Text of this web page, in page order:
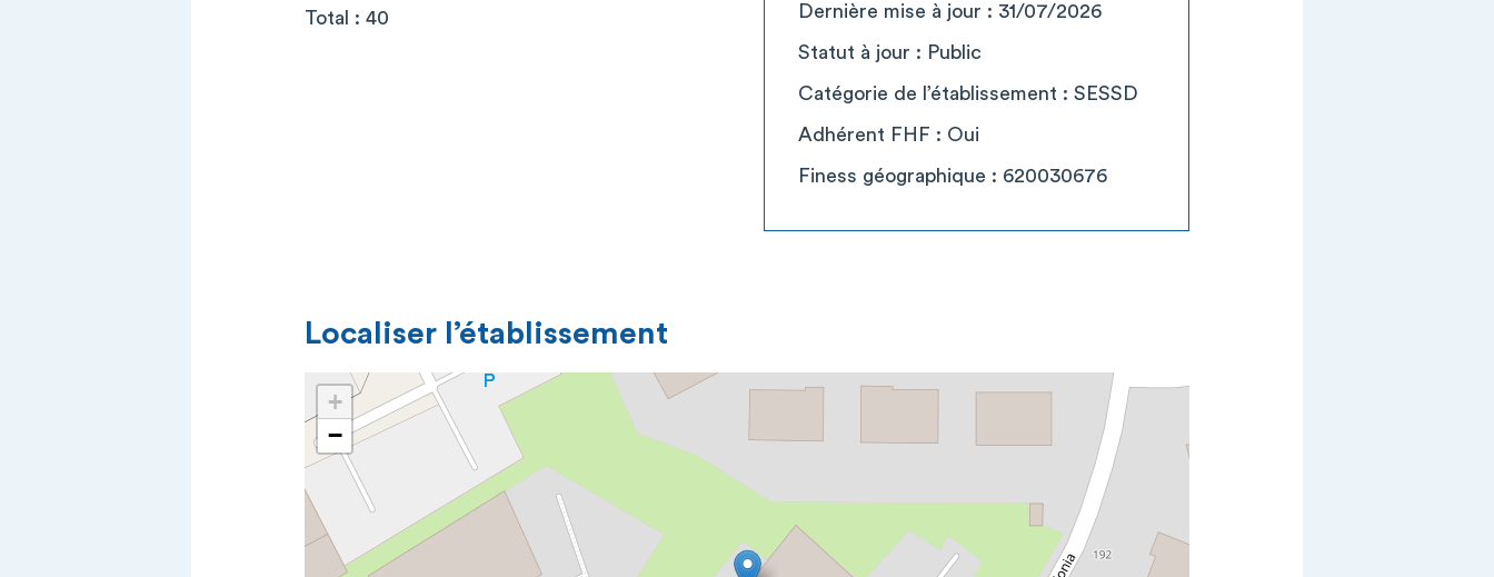
Total : 40 Dernière mise à jour : 31/07/2026
Statut à jour : Public
Catégorie de l’établissement : SESSD
Adhérent FHF : Oui
Finess géographique : 620030676
Localiser l’établissement
+
−